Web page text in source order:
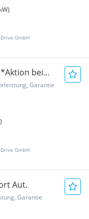
GmbH
bei
Garantie
GmbH
Aut.
Garantie